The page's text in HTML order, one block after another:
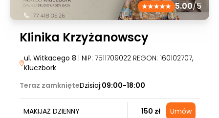
5.00/5
Klinika Krzyżanowscy
ul. Witkacego 8 | NIP: 7511709022 REGON: 160102707,
Kluczbork
Teraz zamknięteDzisiaj:09:00-18:00
MAKIJAŻ DZIENNY 150 zł Umów